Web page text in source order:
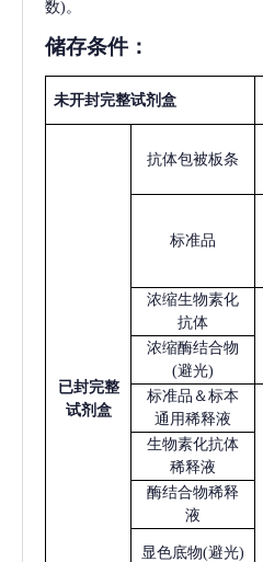
数)。
储存条件：
未开封完整试剂盒
已封完整
试剂盒
抗体包被板条
标准品
浓缩生物素化
抗体
浓缩酶结合物
(避光)
标准品＆标本
通用稀释液
生物素化抗体
稀释液
酶结合物稀释
液
显色底物(避光)